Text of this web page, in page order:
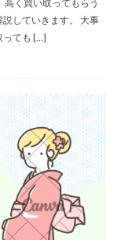
高く買い取ってもらう
していきます。 大事
っても […]